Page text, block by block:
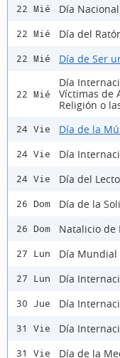
22 Mié Día
22 Mié Día del
22 Mié Día de Ser
22 Mié
Día
Víctimas de
Religión o
24 Vie Día de la
24 Vie Día
24 Vie Día del
26 Dom Día de la
26 Dom Natalicio de
27 Lun Día Mundial
27 Lun Día
30 Jue Día
31 Vie Día
31 Vie Día de la